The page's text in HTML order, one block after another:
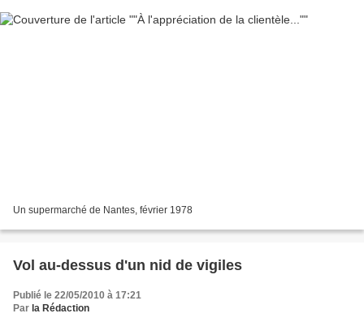
Un supermarché de Nantes, février 1978
Vol au-dessus d'un nid de vigiles
Publié le 22/05/2010 à 17:21
Par la Rédaction